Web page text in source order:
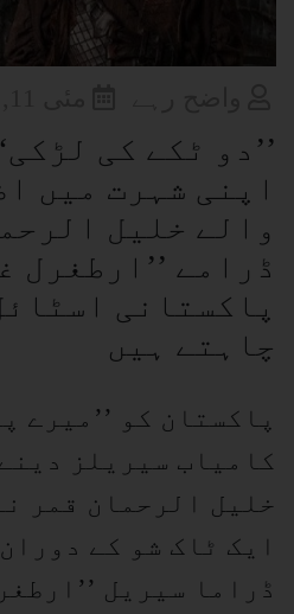
’’دو ٹکے کی
اپنی شہرت میں
والے خلیل
ڈرامے ’’ارطغرل
پاکستانی
چاہتے ہیں
پاکستان کو ’’میرے
کامیاب سیریلز
خلیل الرحمان قمر
ایک ٹاک شو کے
ڈراما سیریل